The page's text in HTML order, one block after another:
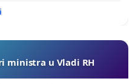
ministra u Vladi RH